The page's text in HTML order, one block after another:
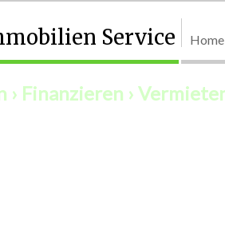
Service Home
› Finanzieren ›